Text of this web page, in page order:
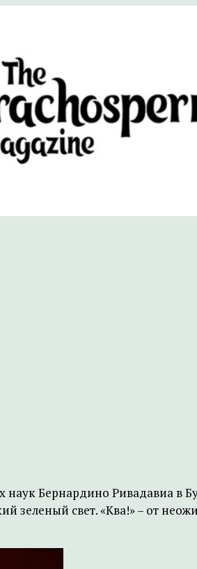
сайт)
Бернардино Ривадавиа в
зеленый свет. «Ква!» – от